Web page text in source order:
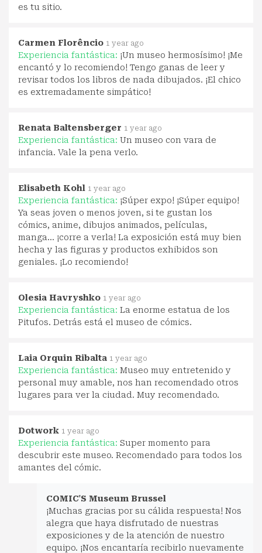
es tu sitio.
Carmen Florêncio 1 year ago
Experiencia fantástica: ¡Un museo hermosísimo! ¡Me
encantó y lo recomiendo! Tengo ganas de leer y
revisar todos los libros de nada dibujados. ¡El chico
es extremadamente simpático!
Renata Baltensberger 1 year ago
Experiencia fantástica: Un museo con vara de
infancia. Vale la pena verlo.
Elisabeth Kohl 1 year ago
Experiencia fantástica: ¡Súper expo! ¡Súper equipo!
Ya seas joven o menos joven, si te gustan los
cómics, anime, dibujos animados, películas,
manga... ¡corre a verla! La exposición está muy bien
hecha y las figuras y productos exhibidos son
geniales. ¡Lo recomiendo!
Olesia Havryshko 1 year ago
Experiencia fantástica: La enorme estatua de los
Pitufos. Detrás está el museo de cómics.
Laia Orquin Ribalta 1 year ago
Experiencia fantástica: Museo muy entretenido y
personal muy amable, nos han recomendado otros
lugares para ver la ciudad. Muy recomendado.
Dotwork 1 year ago
Experiencia fantástica: Super momento para
descubrir este museo. Recomendado para todos los
amantes del cómic.
COMIC'S Museum Brussel
¡Muchas gracias por su cálida respuesta! Nos
alegra que haya disfrutado de nuestras
exposiciones y de la atención de nuestro
equipo. ¡Nos encantaría recibirlo nuevamente